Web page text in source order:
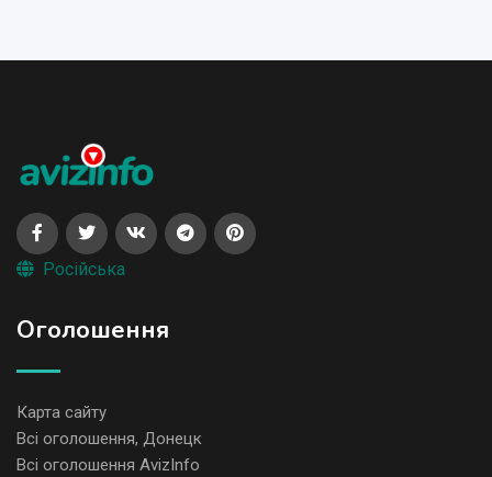
Російська
Оголошення
Карта сайту
Всі оголошення, Донецк
Всі оголошення AvizInfo